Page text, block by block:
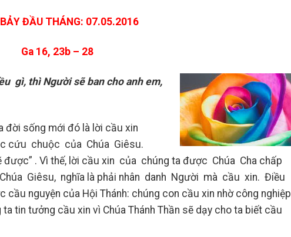
ĐẦU THÁNG: 07.05.2016
Ga 16, 23b – 28
gì, thì Người sẽ ban cho anh em,
đời sống mới đó là lời cầu xin
cứu chuộc của Chúa Giêsu.
được” . Vì thế, lời cầu xin của chúng ta được Chúa Cha chấp
Giêsu, nghĩa là phải nhân danh Người mà cầu xin. Điều
nguyện của Hội Thánh: chúng con cầu xin nhờ công nghiệp
tin tưởng cầu xin vì Chúa Thánh Thần sẽ dạy cho ta biết cầu